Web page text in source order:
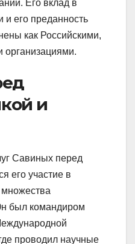
Его вклад в
и его преданность
как Российскими,
и
Савиных перед
его участие в
был командиром
проводил научные